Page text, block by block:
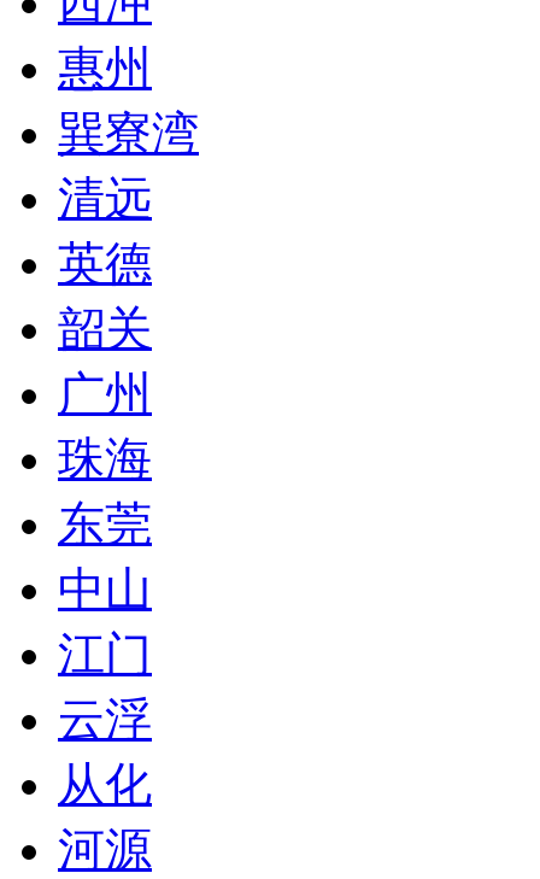
惠州
巽寮湾
清远
英德
韶关
广州
珠海
东莞
中山
江门
云浮
从化
河源